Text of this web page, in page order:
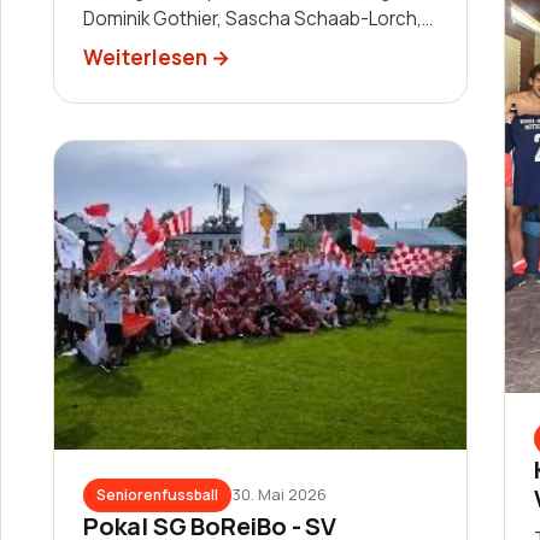
Dominik Gothier, Sascha Schaab-Lorch,
William Huth, Luis Becker, Robin
Weiterlesen
Seniorenfussball 30. Mai 2026
Pokal SG BoReiBo - SV